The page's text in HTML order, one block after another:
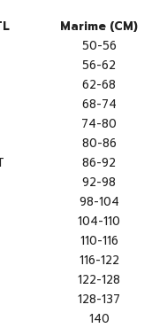
Marime (CM)
50-56
56-62
62-68
68-74
74-80
80-86
86-92
92-98
98-104
104-110
110-116
116-122
122-128
128-137
140